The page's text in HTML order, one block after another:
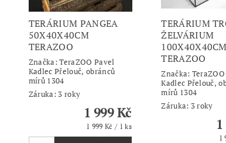
TERÁRIUM PANGEA
50X40X40CM
TERAZOO
Značka:TeraZOO Pavel
Kadlec Přelouč, obránců
mírů 1304
Záruka: 3 roky
1 999 Kč
1 999 Kč / 1 ks
TERÁRIUM
ŽELVÁRIUM
100X40X40CM
TERAZOO
Značka:
Kadlec Přelouč,
mírů 1304
Záruka: 3 roky
1